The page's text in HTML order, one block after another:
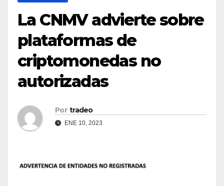
La CNMV advierte sobre
plataformas de
criptomonedas no
autorizadas
Por tradeo
ENE 10, 2023